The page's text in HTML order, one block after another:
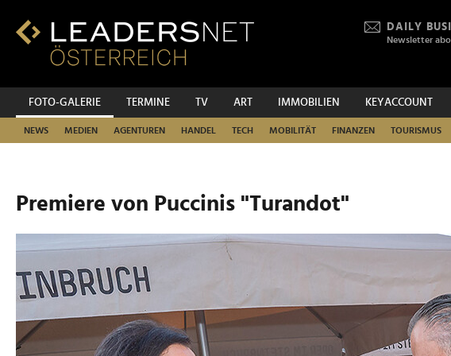
Inhalt
Fußzeilen-
Hauptnavigation
DAILY
Newsletter
FOTO-GALERIE TERMINE TV ART IMMOBILIEN KEYACCOUNT
NEWS MEDIEN AGENTUREN HANDEL TECH MOBILITÄT FINANZEN TOURISMUS
Premiere von Puccinis "Turandot"